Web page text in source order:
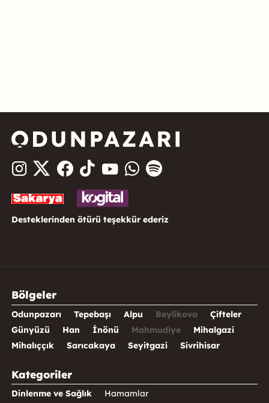
Desteklerinden ötürü teşekkür ederiz
Bölgeler
Odunpazarı Tepebaşı Alpu Beylikova
Çifteler
Günyüzü
Han İnönü Mahmudiye
Mihalgazi
Mihalıççık
Sarıcakaya Seyitgazi Sivrihisar
Kategoriler
Dinlenme ve Sağlık
Hamamlar